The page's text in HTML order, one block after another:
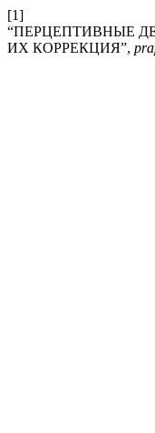
[1]
“ПЕРЦЕПТИВНЫЕ
ИХ КОРРЕКЦИЯ”,